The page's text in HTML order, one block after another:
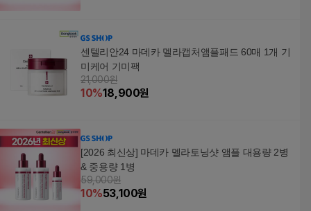
센텔리안24 마데카 멜라캡처앰플패드 60매 1개 기
미케어 기미팩
21,000원
10%18,900원
[2026 최신상] 마데카 멜라토닝샷 앰플 대용량 2병
& 중용량 1병
59,000원
10%53,100원